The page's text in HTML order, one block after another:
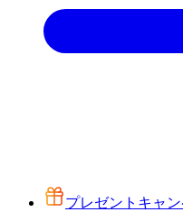
プレゼントキャ